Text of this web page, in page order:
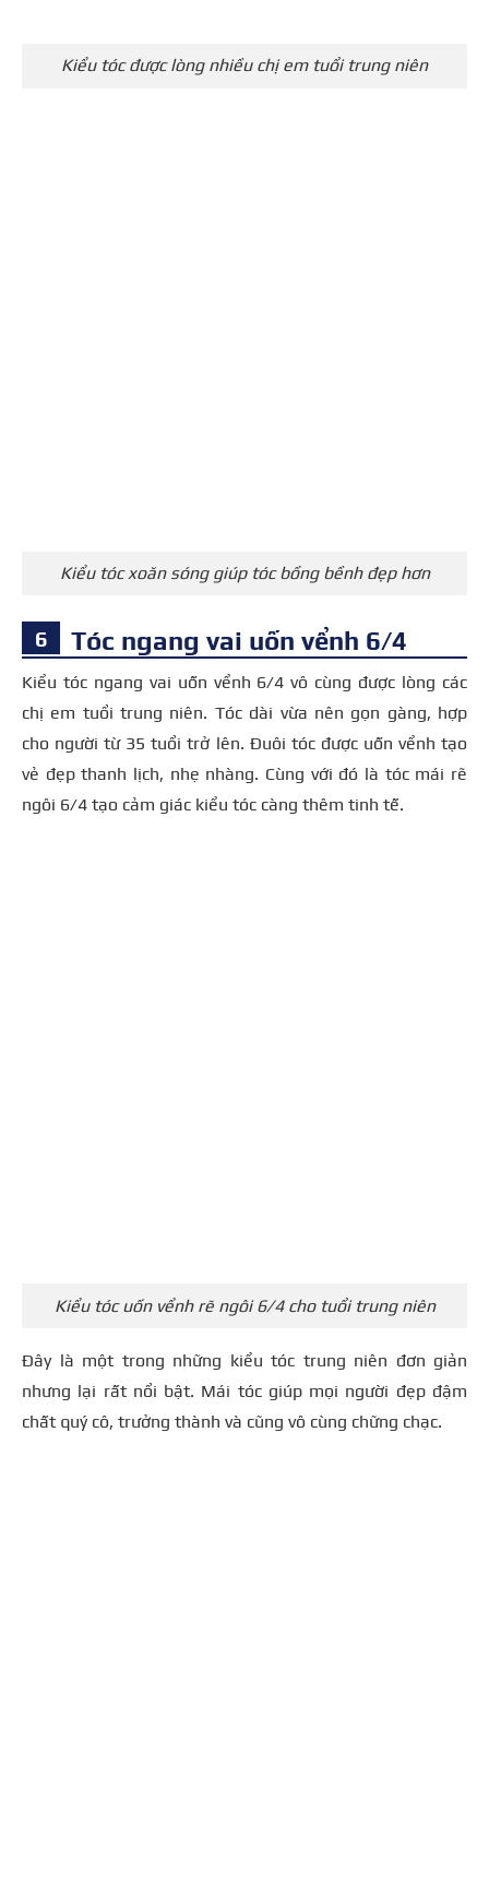
Kiểu tóc được lòng nhiều chị em tuổi trung niên
Kiểu tóc xoăn sóng giúp tóc bồng bềnh đẹp hơn
Tóc ngang vai uốn vểnh 6/4
Kiểu tóc ngang vai uốn vểnh 6/4 vô cùng được lòng các
chị em tuổi trung niên. Tóc dài vừa nên gọn gàng, hợp
cho người từ 35 tuổi trở lên. Đuôi tóc được uốn vểnh tạo
vẻ đẹp thanh lịch, nhẹ nhàng. Cùng với đó là tóc mái rẽ
ngôi 6/4 tạo cảm giác kiểu tóc càng thêm tinh tế.
Kiểu tóc uốn vểnh rẽ ngôi 6/4 cho tuổi trung niên
Đây là một trong những kiểu tóc trung niên đơn giản
nhưng lại rất nổi bật. Mái tóc giúp mọi người đẹp đậm
chất quý cô, trưởng thành và cũng vô cùng chững chạc.